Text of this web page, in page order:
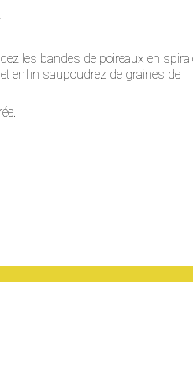
les bandes de poireaux en
enfin saupoudrez de graines de